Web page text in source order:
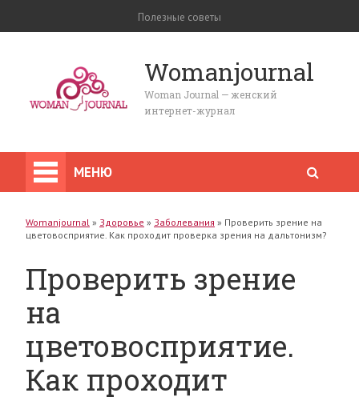
Полезные советы
Womanjournal
Woman Journal — женский
интернет-журнал
МЕНЮ
Womanjournal » Здоровье » Заболевания » Проверить зрение на
цветовосприятие. Как проходит проверка зрения на дальтонизм?
Проверить зрение
на
цветовосприятие.
Как проходит